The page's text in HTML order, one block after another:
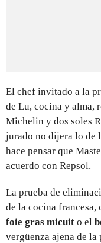
El chef invitado a la
de Lu, cocina y alma,
Michelin y dos soles
jurado no dijera lo de
hace pensar que
acuerdo con Repsol.
La prueba de
de la cocina francesa,
foie gras micuit o el
vergüenza ajena de la